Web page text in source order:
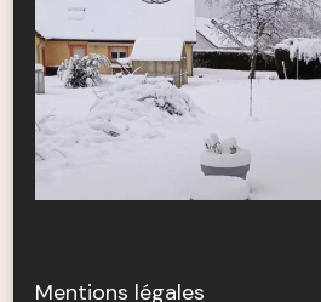
Mentions légales